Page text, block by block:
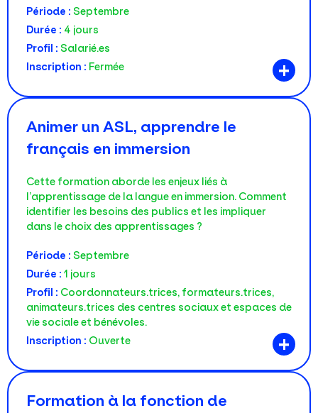
Période : Septembre
Durée : 4 jours
Profil : Salarié.es
Inscription : Fermée +
Animer un ASL, apprendre le
français en immersion
Cette formation aborde les enjeux liés à
l’apprentissage de la langue en immersion. Comment
identifier les besoins des publics et les impliquer
dans le choix des apprentissages ?
Période : Septembre
Durée : 1 jours
Profil : Coordonnateurs.trices, formateurs.trices,
animateurs.trices des centres sociaux et espaces de
vie sociale et bénévoles.
Inscription : Ouverte +
Formation à la fonction de